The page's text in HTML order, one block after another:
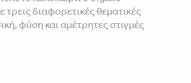
διαφορετικές θεματικές
φύση και αμέτρητες στιγμές